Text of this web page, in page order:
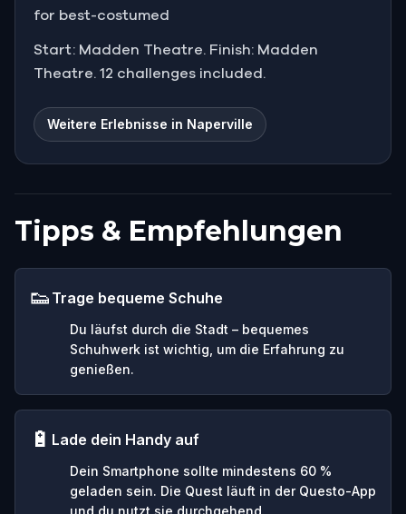
for best-costumed
Start: Madden Theatre. Finish: Madden
Theatre. 12 challenges included.
Weitere Erlebnisse in Naperville
Tipps & Empfehlungen
👟 Trage bequeme Schuhe
Du läufst durch die Stadt – bequemes
Schuhwerk ist wichtig, um die Erfahrung zu
genießen.
🔋 Lade dein Handy auf
Dein Smartphone sollte mindestens 60 %
geladen sein. Die Quest läuft in der Questo-App
und du nutzt sie durchgehend.